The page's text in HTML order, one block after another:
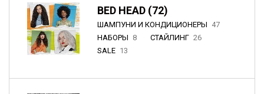
BED HEAD (72)
ШАМПУНИ И КОНДИЦИОНЕРЫ 47
НАБОРЫ 8 СТАЙЛИНГ 26
SALE 13